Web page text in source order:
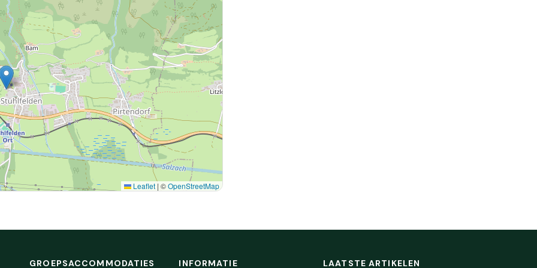
Leaflet | ©OpenStreetMap
GROEPSACCOMMODATIES INFORMATIE LAATSTE ARTIKELEN